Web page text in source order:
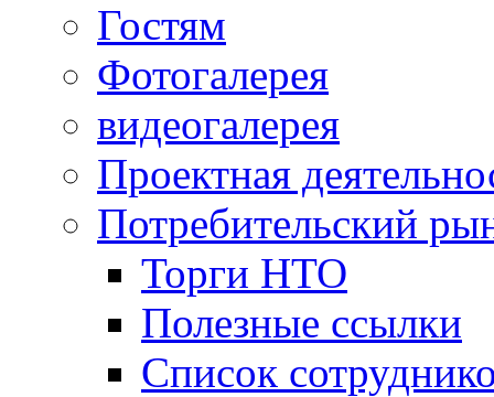
Гостям
Фотогалерея
видеогалерея
Проектная
Потребительский
Торги НТО
Полезные ссылки
Список